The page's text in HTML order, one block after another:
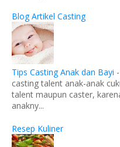
Blog Artikel Casting
Tips Casting Anak dan Bayi -
casting talent anak-anak
talent maupun caster,
anakny...
Resep Kuliner